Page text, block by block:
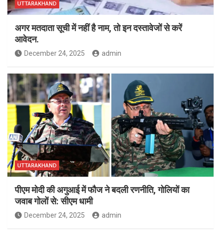
UTTARAKHAND
अगर मतदाता सूची में नहीं है नाम, तो इन दस्तावेजों से करें
आवेदन.
December 24, 2025 admin
UTTARAKHAND
पीएम मोदी की अगुआई में फौज ने बदली रणनीति, गोलियों का
जवाब गोलों से: सीएम धामी
December 24, 2025 admin